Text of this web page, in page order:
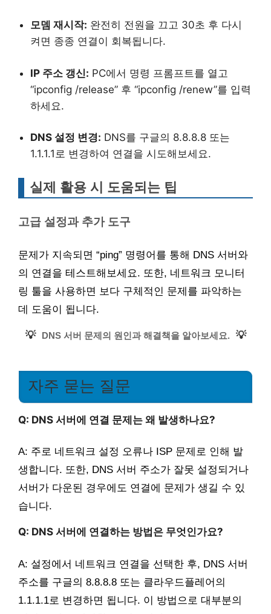
모뎀 재시작: 완전히 전원을 끄고 30초 후 다시
켜면 종종 연결이 회복됩니다.
IP 주소 갱신: PC에서 명령 프롬프트를 열고
“ipconfig /release” 후 “ipconfig /renew”를 입력
하세요.
DNS 설정 변경: DNS를 구글의 8.8.8.8 또는
1.1.1.1로 변경하여 연결을 시도해보세요.
실제 활용 시 도움되는 팁
고급 설정과 추가 도구
문제가 지속되면 “ping” 명령어를 통해 DNS 서버와
의 연결을 테스트해보세요. 또한, 네트워크 모니터
링 툴을 사용하면 보다 구체적인 문제를 파악하는
데 도움이 됩니다.
💡 DNS 서버 문제의 원인과 해결책을 알아보세요. 💡
자주 묻는 질문
Q: DNS 서버에 연결 문제는 왜 발생하나요?
A: 주로 네트워크 설정 오류나 ISP 문제로 인해 발
생합니다. 또한, DNS 서버 주소가 잘못 설정되거나
서버가 다운된 경우에도 연결에 문제가 생길 수 있
습니다.
Q: DNS 서버에 연결하는 방법은 무엇인가요?
A: 설정에서 네트워크 연결을 선택한 후, DNS 서버
주소를 구글의 8.8.8.8 또는 클라우드플레어의
1.1.1.1로 변경하면 됩니다. 이 방법으로 대부분의